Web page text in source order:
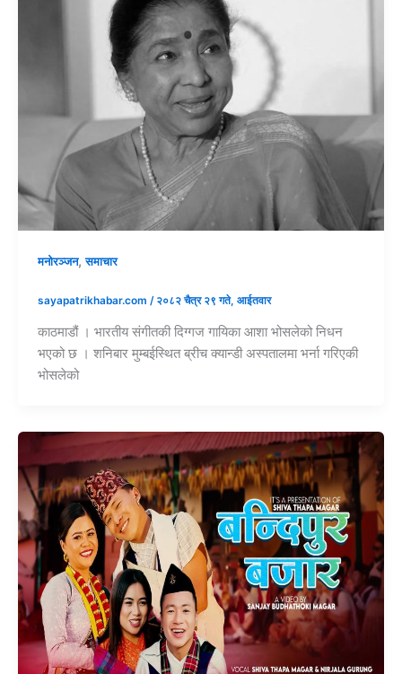
मनोरञ्जन,समाचार
sayapatrikhabar.com / २०८२ चैत्र २९ गते, आईतवार
काठमाडौं । भारतीय संगीतकी दिग्गज गायिका आशा भोसलेको निधन
भएको छ । शनिबार मुम्बईस्थित ब्रीच क्यान्डी अस्पतालमा भर्ना गरिएकी
भोसलेको